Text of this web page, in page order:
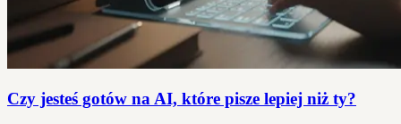
Czy jesteś gotów na AI, które pisze lepiej niż ty?